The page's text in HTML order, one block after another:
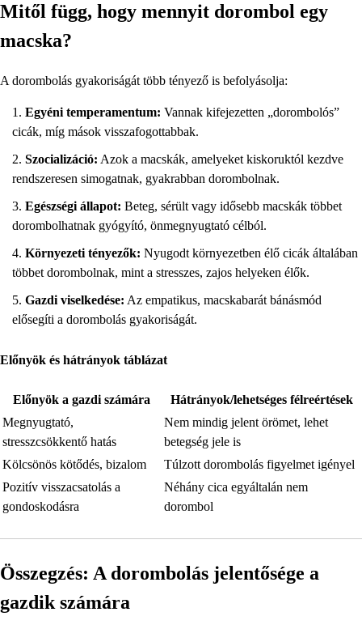
Mitől függ, hogy mennyit dorombol egy
macska?
A dorombolás gyakoriságát több tényező is befolyásolja:
Egyéni temperamentum: Vannak kifejezetten „dorombolós”
cicák, míg mások visszafogottabbak.
Szocializáció: Azok a macskák, amelyeket kiskoruktól kezdve
rendszeresen simogatnak, gyakrabban dorombolnak.
Egészségi állapot: Beteg, sérült vagy idősebb macskák többet
dorombolhatnak gyógyító, önmegnyugtató célból.
Környezeti tényezők: Nyugodt környezetben élő cicák általában
többet dorombolnak, mint a stresszes, zajos helyeken élők.
Gazdi viselkedése: Az empatikus, macskabarát bánásmód
elősegíti a dorombolás gyakoriságát.
Előnyök és hátrányok táblázat
Előnyök a gazdi számára
Hátrányok/lehetséges félreértések
Megnyugtató,
stresszcsökkentő hatás
Nem mindig jelent örömet, lehet
betegség jele is
Kölcsönös kötődés, bizalom
Túlzott dorombolás figyelmet igényel
Pozitív visszacsatolás a
gondoskodásra
Néhány cica egyáltalán nem
dorombol
Összegzés: A dorombolás jelentősége a
gazdik számára